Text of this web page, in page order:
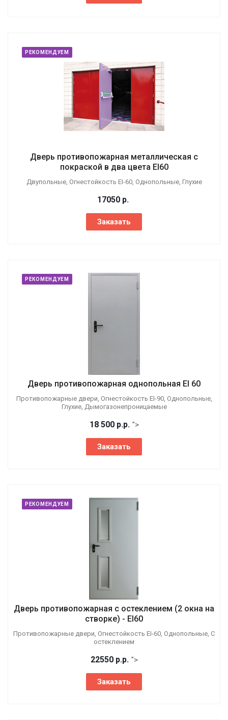
РЕКОМЕНДУЕМ
Дверь противопожарная металлическая с
покраской в два цвета EI60
Двупольные, Огнестойкость EI-60, Однопольные, Глухие
17050 р.
Заказать
РЕКОМЕНДУЕМ
Дверь противопожарная однопольная EI 60
Противопожарные двери, Огнестойкость EI-90, Однопольные,
Глухие, Дымогазонепроницаемые
18 500 р.р. ">
Заказать
РЕКОМЕНДУЕМ
Дверь противопожарная с остеклением (2 окна на
створке) - EI60
Противопожарные двери, Огнестойкость EI-60, Однопольные, С
остеклением
22550 р.р. ">
Заказать